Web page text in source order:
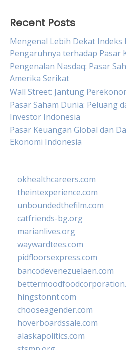
Recent Posts
Mengenal Lebih Dekat Indeks
Pengaruhnya terhadap Pasar
Pengenalan Nasdaq: Pasar
Amerika Serikat
Wall Street: Jantung
Pasar Saham Dunia: Peluang
Investor Indonesia
Pasar Keuangan Global dan
Ekonomi Indonesia
okhealthcareers.com
theintexperience.com
unboundedthefilm.com
catfriends-bg.org
marianlives.org
waywardtees.com
pidfloorsexpress.com
bancodevenezuelaen.com
hingstonnt.com
chooseagender.com
hoverboardssale.com
alaskapolitics.com